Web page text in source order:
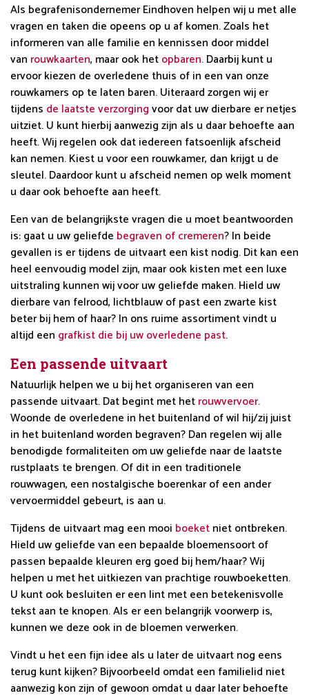
Als begrafenisondernemer Eindhoven helpen wij u met alle
vragen en taken die opeens op u af komen. Zoals het
informeren van alle familie en kennissen door middel
van rouwkaarten, maar ook hetopbaren. Daarbij kunt u
ervoor kiezen de overledene thuis of in een van onze
rouwkamers op te laten baren. Uiteraard zorgen wij er
tijdens de laatste verzorgingvoor dat uw dierbare er netjes
uitziet. U kunt hierbij aanwezig zijn als u daar behoefte aan
heeft. Wij regelen ook dat iedereen fatsoenlijk afscheid
kan nemen. Kiest u voor een rouwkamer, dan krijgt u de
sleutel. Daardoor kunt u afscheid nemen op welk moment
u daar ook behoefte aan heeft.
Een van de belangrijkste vragen die u moet beantwoorden
is: gaat u uw geliefde begraven of cremeren? In beide
gevallen is er tijdens de uitvaart een kist nodig. Dit kan een
heel eenvoudig model zijn, maar ook kisten met een luxe
uitstraling kunnen wij voor uw geliefde maken. Hield uw
dierbare van felrood, lichtblauw of past een zwarte kist
beter bij hem of haar? In ons ruime assortiment vindt u
altijd een grafkist die bij uw overledene past.
Een passende uitvaart
Natuurlijk helpen we u bij het organiseren van een
passende uitvaart. Dat begint met hetrouwvervoer.
Woonde de overledene in het buitenland of wil hij/zij juist
in het buitenland worden begraven? Dan regelen wij alle
benodigde formaliteiten om uw geliefde naar de laatste
rustplaats te brengen. Of dit in een traditionele
rouwwagen, een nostalgische boerenkar of een ander
vervoermiddel gebeurt, is aan u.
Tijdens de uitvaart mag een mooi boeketniet ontbreken.
Hield uw geliefde van een bepaalde bloemensoort of
passen bepaalde kleuren erg goed bij hem/haar? Wij
helpen u met het uitkiezen van prachtige rouwboeketten.
U kunt ook besluiten er een lint met een betekenisvolle
tekst aan te knopen. Als er een belangrijk voorwerp is,
kunnen we deze ook in de bloemen verwerken.
Vindt u het een fijn idee als u later de uitvaart nog eens
terug kunt kijken? Bijvoorbeeld omdat een familielid niet
aanwezig kon zijn of gewoon omdat u daar later behoefte